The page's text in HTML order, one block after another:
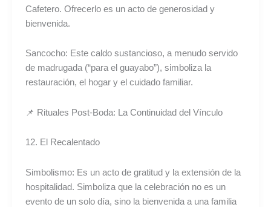
Cafetero. Ofrecerlo es un acto de generosidad y
bienvenida.
Sancocho: Este caldo sustancioso, a menudo servido
de madrugada (“para el guayabo”), simboliza la
restauración, el hogar y el cuidado familiar.
📌 Rituales Post-Boda: La Continuidad del Vínculo
12. El Recalentado
Simbolismo: Es un acto de gratitud y la extensión de la
hospitalidad. Simboliza que la celebración no es un
evento de un solo día, sino la bienvenida a una familia